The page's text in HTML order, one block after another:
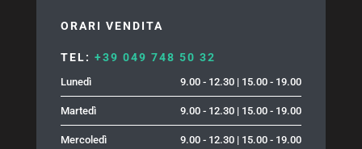
ORARI VENDITA
TEL: +39 049 748 50 32
Lunedì 9.00 - 12.30 | 15.00 - 19.00
Martedì 9.00 - 12.30 | 15.00 - 19.00
Mercoledì 9.00 - 12.30 | 15.00 - 19.00